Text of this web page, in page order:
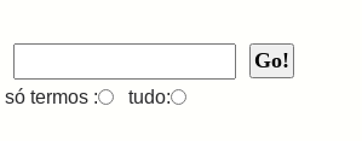
só termos : tudo: